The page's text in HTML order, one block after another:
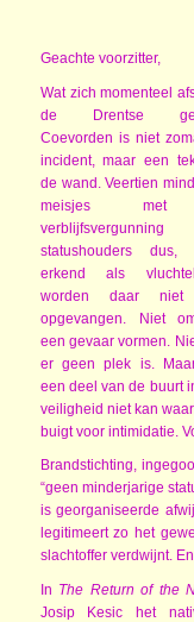
Geachte voorzitter,
Wat zich momenteel
de Drentse
Coevorden is niet
incident, maar een
de wand. Veertien
meisjes met
statushouders dus,
erkend als
worden daar niet
opgevangen. Niet
een gevaar vormen.
er geen plek is.
een deel van de buurt
veiligheid niet kan
buigt voor intimidatie.
Brandstichting,
“geen minderjarige
is georganiseerde
legitimeert zo het
slachtoffer verdwijnt.
In The Return of the
Josip Kesic het